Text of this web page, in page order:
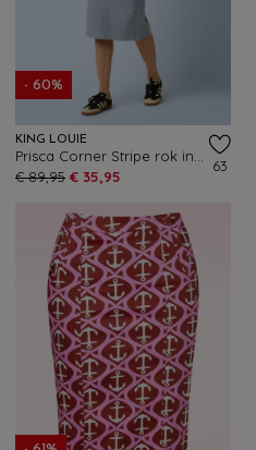
- 60%
KING LOUIE
€ 89,95 € 35,95
63